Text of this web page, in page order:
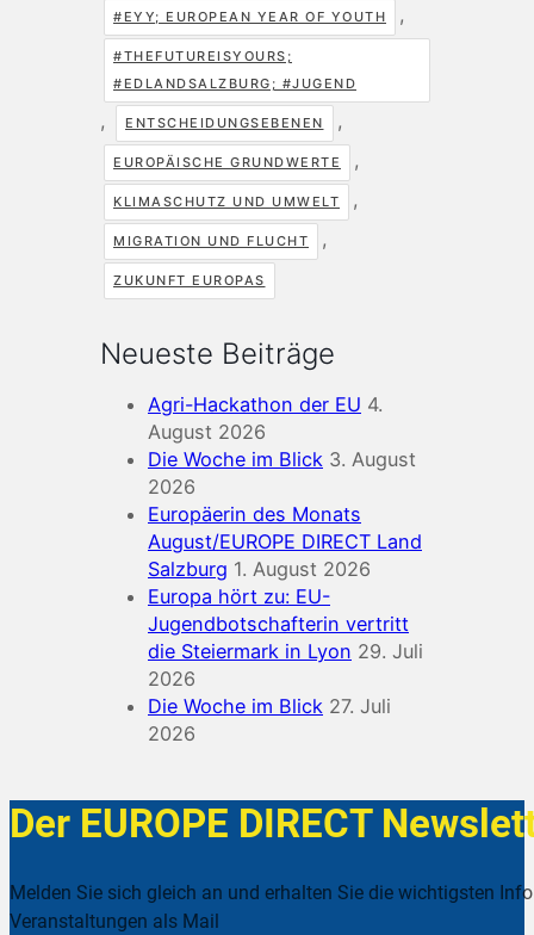
#EYY; EUROPEAN YEAR OF YOUTH ,
#THEFUTUREISYOURS;
#EDLANDSALZBURG; #JUGEND
, ENTSCHEIDUNGSEBENEN ,
EUROPÄISCHE GRUNDWERTE ,
KLIMASCHUTZ UND UMWELT ,
MIGRATION UND FLUCHT ,
ZUKUNFT EUROPAS
Neueste Beiträge
Agri-Hackathon der EU 4.
August 2026
Die Woche im Blick 3. August
2026
Europäerin des Monats
August/EUROPE DIRECT Land
Salzburg 1. August 2026
Europa hört zu: EU-
Jugendbotschafterin vertritt
die Steiermark in Lyon 29. Juli
2026
Die Woche im Blick 27. Juli
2026
Der EUROPE DIRECT
Melden Sie sich gleich an und erhalten Sie die wichtigsten
Veranstaltungen als Mail